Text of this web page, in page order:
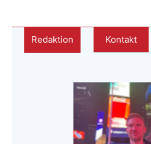
Redaktion Kontakt